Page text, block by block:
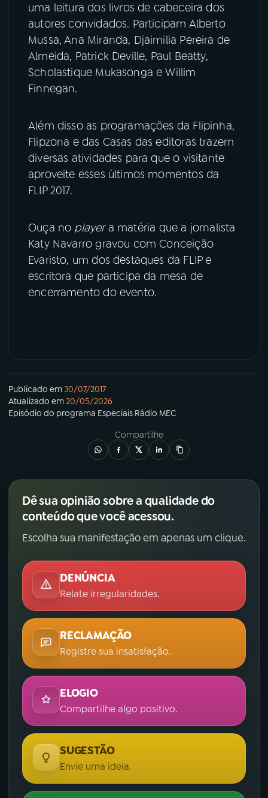
uma leitura dos livros de cabeceira dos
autores convidados. Participam Alberto
Mussa, Ana Miranda, Djaimilia Pereira de
Almeida, Patrick Deville, Paul Beatty,
Scholastique Mukasonga e Willim
Finnegan.
Além disso as programações da Flipinha,
Flipzona e das Casas das editoras trazem
diversas atividades para que o visitante
aproveite esses últimos momentos da
FLIP 2017.
Ouça no playera matéria que a jornalista
Katy Navarro gravou com Conceição
Evaristo, um dos destaques da FLIP e
escritora que participa da mesa de
encerramento do evento.
Publicado em30/07/2017
Atualizado em20/05/2026
Episódio do programa Especiais Rádio MEC
Compartilhe
Dê sua opinião sobre a qualidade do
conteúdo que você acessou.
Escolha sua manifestação em apenas um clique.
DENÚNCIA
Relate irregularidades.
RECLAMAÇÃO
Registre sua insatisfação.
ELOGIO
Compartilhe algo positivo.
SUGESTÃO
Envie uma ideia.